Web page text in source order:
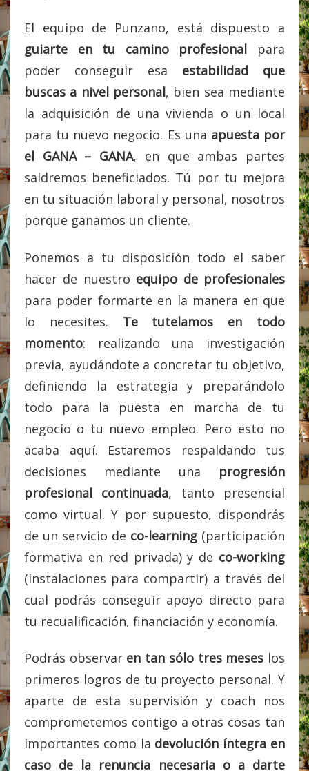
El equipo de Punzano, está dispuesto a
guiarte en tu camino profesional para
poder conseguir esa estabilidad que
buscas a nivel personal, bien sea mediante
la adquisición de una vivienda o un local
para tu nuevo negocio. Es una apuesta por
el GANA – GANA, en que ambas partes
saldremos beneficiados. Tú por tu mejora
en tu situación laboral y personal, nosotros
porque ganamos un cliente.
Ponemos a tu disposición todo el saber
hacer de nuestro equipo de profesionales
para poder formarte en la manera en que
lo necesites. Te tutelamos en todo
momento: realizando una investigación
previa, ayudándote a concretar tu objetivo,
definiendo la estrategia y preparándolo
todo para la puesta en marcha de tu
negocio o tu nuevo empleo. Pero esto no
acaba aquí. Estaremos respaldando tus
decisiones mediante una progresión
profesional continuada, tanto presencial
como virtual. Y por supuesto, dispondrás
de un servicio de co-learning (participación
formativa en red privada) y de co-working
(instalaciones para compartir) a través del
cual podrás conseguir apoyo directo para
tu recualificación, financiación y economía.
Podrás observar en tan sólo tres meses los
primeros logros de tu proyecto personal. Y
aparte de esta supervisión y coach nos
comprometemos contigo a otras cosas tan
importantes como la devolución íntegra en
caso de la renuncia necesaria o a darte